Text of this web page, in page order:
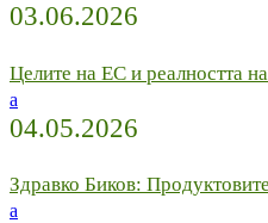
03.06.2026
Целите на ЕС и реалността
a
04.05.2026
Здравко Биков:
a